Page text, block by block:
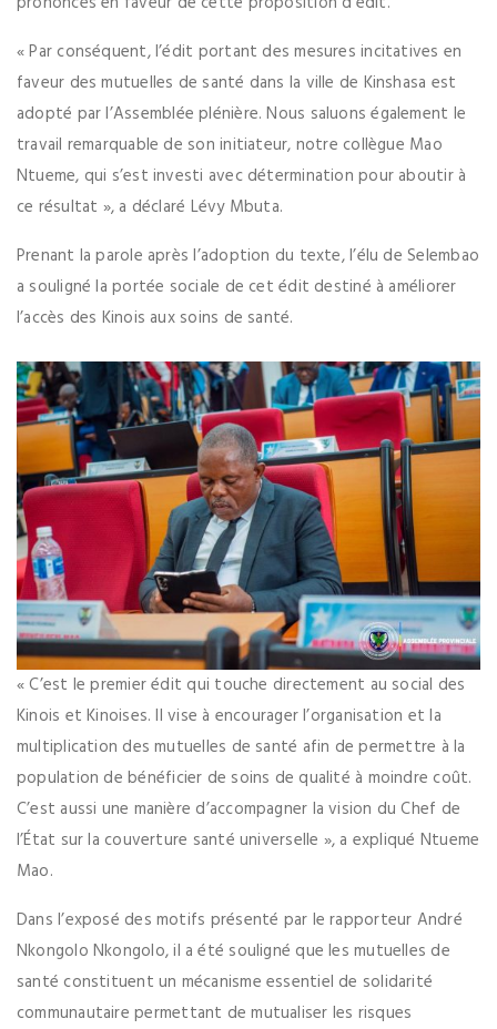
« Par conséquent, l’édit portant des mesures incitatives en
faveur des mutuelles de santé dans la ville de Kinshasa est
adopté par l’Assemblée plénière. Nous saluons également le
travail remarquable de son initiateur, notre collègue Mao
Ntueme, qui s’est investi avec détermination pour aboutir à
ce résultat », a déclaré Lévy Mbuta.
Prenant la parole après l’adoption du texte, l’élu de Selembao
a souligné la portée sociale de cet édit destiné à améliorer
l’accès des Kinois aux soins de santé.
« C’est le premier édit qui touche directement au social des
Kinois et Kinoises. Il vise à encourager l’organisation et la
multiplication des mutuelles de santé afin de permettre à la
population de bénéficier de soins de qualité à moindre coût.
C’est aussi une manière d’accompagner la vision du Chef de
l’État sur la couverture santé universelle », a expliqué Ntueme
Mao.
Dans l’exposé des motifs présenté par le rapporteur André
Nkongolo Nkongolo, il a été souligné que les mutuelles de
santé constituent un mécanisme essentiel de solidarité
communautaire permettant de mutualiser les risques